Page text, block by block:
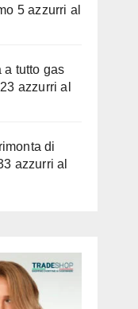
5 azzurri al
a tutto gas
azzurri al
di
azzurri al